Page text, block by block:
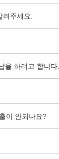
주세요.
을 하려고 합니다.
이 안되나요?